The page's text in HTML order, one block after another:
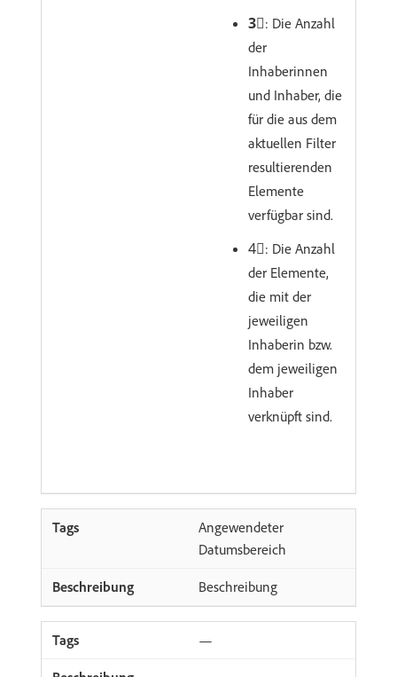
3︎⃣: Die Anzahl
der
Inhaberinnen
und Inhaber, die
für die aus dem
aktuellen Filter
resultierenden
Elemente
verfügbar sind.
4︎⃣: Die Anzahl
der Elemente,
die mit der
jeweiligen
Inhaberin bzw.
dem jeweiligen
Inhaber
verknüpft sind.
Angewendeter
Datumsbereich
Beschreibung
—